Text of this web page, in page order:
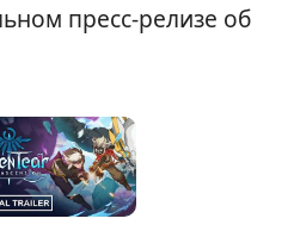
пресс-релизе об